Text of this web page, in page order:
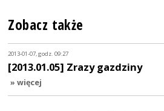
Zobacz także
2013-01-07, godz. 09:27
[2013.01.05] Zrazy gazdziny
» więcej